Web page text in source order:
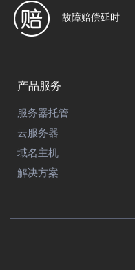
故障赔偿延时
产品服务
服务器托管
云服务器
域名主机
解决方案